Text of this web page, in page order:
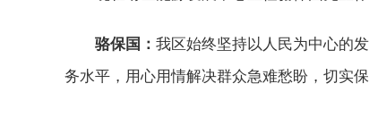
骆保国： 我区始终坚持以人民为中心的
务水平，用心用情解决群众急难愁盼，切实